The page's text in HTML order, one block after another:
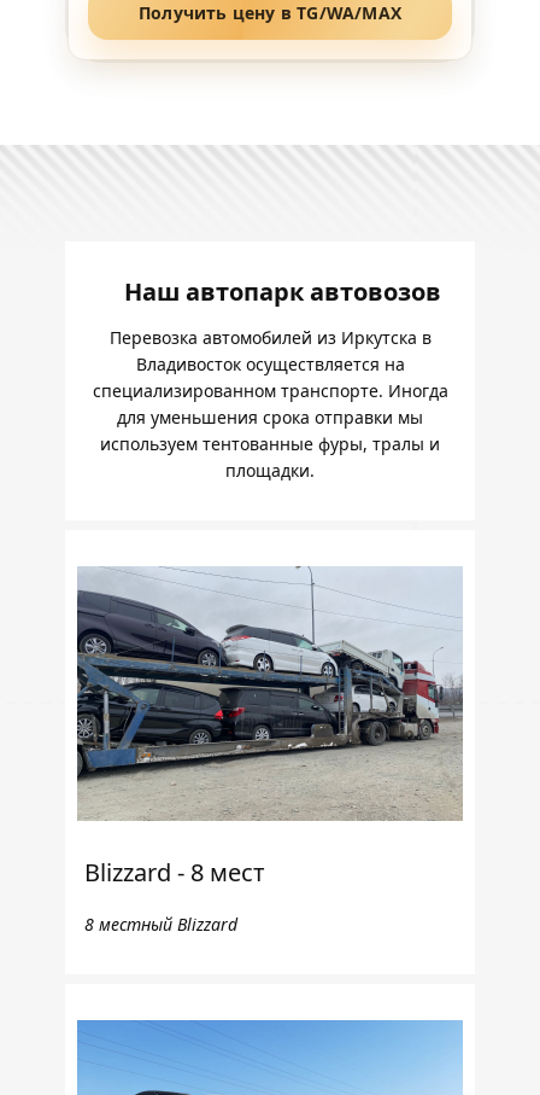
Получить цену в TG/WA/MAX
Наш автопарк автовозов
Перевозка автомобилей из Иркутска в
Владивосток осуществляется на
специализированном транспорте. Иногда
для уменьшения срока отправки мы
используем тентованные фуры, тралы и
площадки.
Blizzard - 8 мест
8 местный Blizzard